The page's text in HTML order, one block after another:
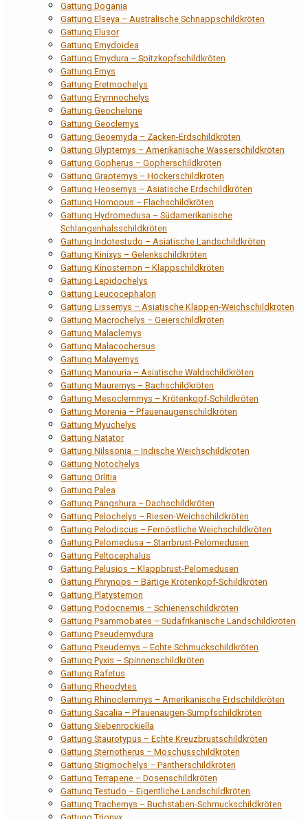
Gattung Dogania
Gattung Elseya – Australische Schnappschildkröten
Gattung Elusor
Gattung Emydoidea
Gattung Emydura – Spitzkopfschildkröten
Gattung Emys
Gattung Eretmochelys
Gattung Erymnochelys
Gattung Geochelone
Gattung Geoclemys
Gattung Geoemyda – Zacken-Erdschildkröten
Gattung Glyptemys – Amerikanische Wasserschildkröten
Gattung Gopherus – Gopherschildkröten
Gattung Graptemys – Höckerschildkröten
Gattung Heosemys – Asiatische Erdschildkröten
Gattung Homopus – Flachschildkröten
Gattung Hydromedusa – Südamerikanische
Schlangenhalsschildkröten
Gattung Indotestudo – Asiatische Landschildkröten
Gattung Kinixys – Gelenkschildkröten
Gattung Kinosternon – Klappschildkröten
Gattung Lepidochelys
Gattung Leucocephalon
Gattung Lissemys – Asiatische Klappen-Weichschildkröten
Gattung Macrochelys – Geierschildkröten
Gattung Malaclemys
Gattung Malacochersus
Gattung Malayemys
Gattung Manouria – Asiatische Waldschildkröten
Gattung Mauremys – Bachschildkröten
Gattung Mesoclemmys – Krötenkopf-Schildkröten
Gattung Morenia – Pfauenaugenschildkröten
Gattung Myuchelys
Gattung Natator
Gattung Nilssonia – Indische Weichschildkröten
Gattung Notochelys
Gattung Orlitia
Gattung Palea
Gattung Pangshura – Dachschildkröten
Gattung Pelochelys – Riesen-Weichschildkröten
Gattung Pelodiscus – Fernöstliche Weichschildkröten
Gattung Pelomedusa – Starrbrust-Pelomedusen
Gattung Peltocephalus
Gattung Pelusios – Klappbrust-Pelomedusen
Gattung Phrynops – Bärtige Krötenkopf-Schildkröten
Gattung Platysternon
Gattung Podocnemis – Schienenschildkröten
Gattung Psammobates – Südafrikanische Landschildkröten
Gattung Pseudemydura
Gattung Pseudemys – Echte Schmuckschildkröten
Gattung Pyxis – Spinnenschildkröten
Gattung Rafetus
Gattung Rheodytes
Gattung Rhinoclemmys – Amerikanische Erdschildkröten
Gattung Sacalia – Pfauenaugen-Sumpfschildkröten
Gattung Siebenrockiella
Gattung Staurotypus – Echte Kreuzbrustschildkröten
Gattung Sternotherus – Moschusschildkröten
Gattung Stigmochelys – Pantherschildkröten
Gattung Terrapene – Dosenschildkröten
Gattung Testudo – Eigentliche Landschildkröten
Gattung Trachemys – Buchstaben-Schmuckschildkröten